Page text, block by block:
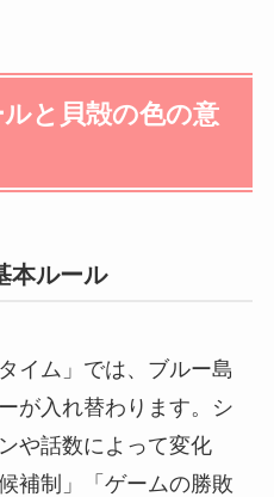
と貝殻の色の意
本ルール
イム」では、ブルー島
が入れ替わります。シ
や話数によって変化
補制」「ゲームの勝敗